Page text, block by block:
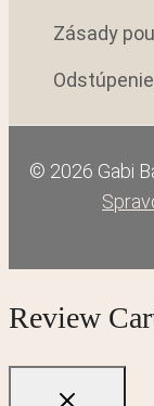
Zásady
© 2026 Gabi
Review